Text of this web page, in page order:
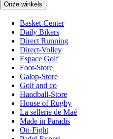
Onze winkels
Basket-Center
Daily Bikers
Direct Running
Direct-Volley
Espace Golf
Foot-Store
Galop-Store
Golf and co
Handball-Store
House of Rugby
La sellerie de Maé
Made in Paradis
On-Fight